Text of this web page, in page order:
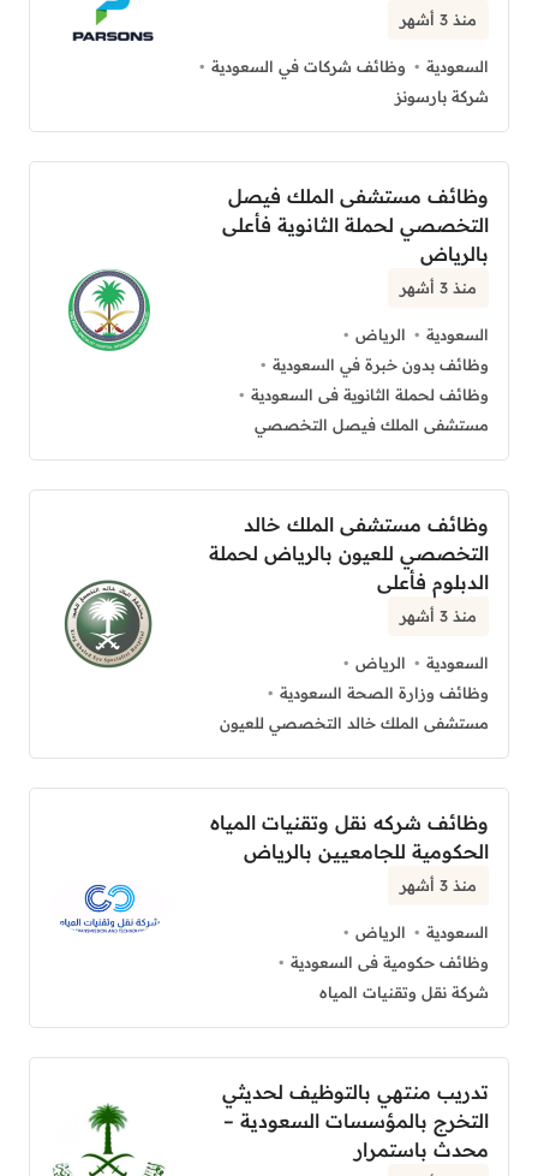
منذ 3 أشهر
السعودية
وظائف شركات في السعودية
شركة بارسونز
وظائف مستشفى الملك فيصل
التخصصي لحملة الثانوية فأعلى
بالرياض
منذ 3 أشهر
السعودية
الرياض
وظائف بدون خبرة في السعودية
وظائف لحملة الثانوية فى السعودية
مستشفى الملك فيصل التخصصي
وظائف مستشفى الملك خالد
التخصصي للعيون بالرياض لحملة
الدبلوم فأعلى
منذ 3 أشهر
السعودية
الرياض
وظائف وزارة الصحة السعودية
مستشفى الملك خالد التخصصي للعيون
وظائف شركه نقل وتقنيات المياه
الحكومية للجامعيين بالرياض
منذ 3 أشهر
السعودية
الرياض
وظائف حكومية فى السعودية
شركة نقل وتقنيات المياه
تدريب منتهي بالتوظيف لحديثي
التخرج بالمؤسسات السعودية –
محدث باستمرار